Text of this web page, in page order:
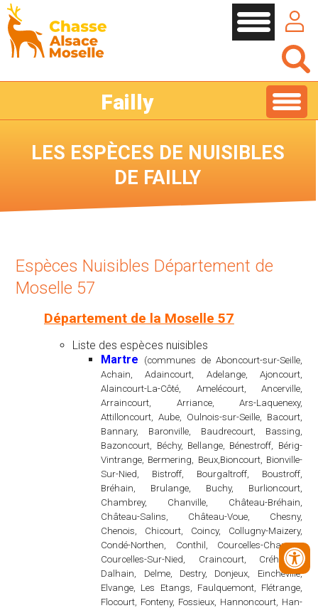
Failly
LES ESPÈCES DE NUISIBLES
DE FAILLY
Espèces Nuisibles Département de
Moselle 57
Département de la Moselle 57
Liste des espèces nuisibles
Martre
(communes de Aboncourt-sur-Seille,
Achain, Adaincourt, Adelange, Ajoncourt,
Alaincourt-La-Côté, Amelécourt, Ancerville,
Arraincourt, Arriance, Ars-Laquenexy,
Attilloncourt, Aube, Oulnois-sur-Seille, Bacourt,
Bannary, Baronville, Baudrecourt, Bassing,
Bazoncourt, Béchy, Bellange, Bénestroff, Bérig-
Vintrange, Bermering, Beux,Bioncourt, Bionville-
Sur-Nied, Bistroff, Bourgaltroff, Boustroff,
Bréhain, Brulange, Buchy, Burlioncourt,
Chambrey, Chanville, Château-Bréhain,
Château-Salins, Château-Voue, Chesny,
Chenois, Chicourt, Coincy, Collugny-Maizery,
Condé-Northen, Conthil, Courcelles-Chaussy,
Courcelles-Sur-Nied, Craincourt, Créhange,
Dalhain, Delme, Destry, Donjeux, Eincheville,
Elvange, Les Etangs, Faulquemont, Flétrange,
Flocourt, Fonteny, Fossieux, Hannoncourt, Han-
Cookies management panel